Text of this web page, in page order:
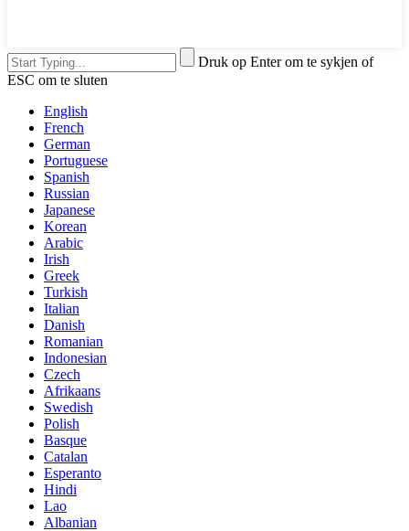
Druk op Enter om te sykjen of
ESC om te sluten
English
French
German
Portuguese
Spanish
Russian
Japanese
Korean
Arabic
Irish
Greek
Turkish
Italian
Danish
Romanian
Indonesian
Czech
Afrikaans
Swedish
Polish
Basque
Catalan
Esperanto
Hindi
Lao
Albanian